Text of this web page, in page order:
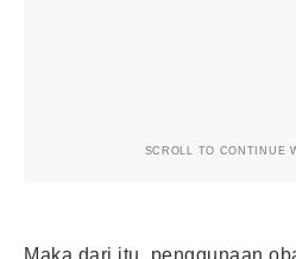
SCROLL TO CONTINUE
Maka dari itu, penggunaan